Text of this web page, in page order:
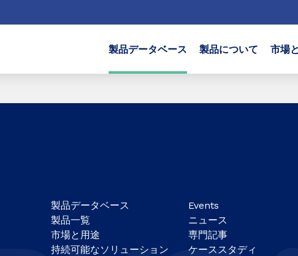
製品データベース 製品について 市場
製品データベース
製品一覧
市場と用途
持続可能なソリューション
Events
ニュース
専門記事
ケーススタディ